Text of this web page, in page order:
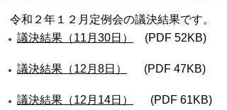
令和２年１２月定例会の議決結果です。
議決結果（11月30日）
(PDF 52KB)
議決結果（12月8日） (PDF 47KB)
議決結果（12月14日） (PDF 61KB)